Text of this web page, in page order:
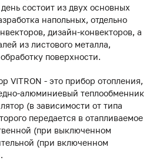
состоит из двух основных
напольных, отдельно
дизайн-конвекторов, а
из листового металла,
поверхности.
VITRON - это прибор отопления,
алюминиевый теплообменник
(в зависимости от типа
передается в отапливаемое
(при выключенном
(при включенном